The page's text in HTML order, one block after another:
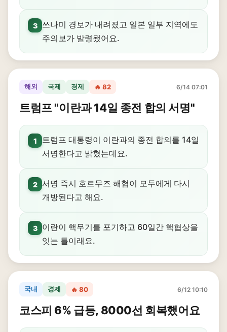
3
쓰나미 경보가 내려졌고 일본 일부 지역에도
주의보가 발령됐어요.
해외 국제 경제 🔥 82 6/14 07:01
트럼프 "이란과 14일 종전 합의 서명"
1
트럼프 대통령이 이란과의 종전 합의를 14일
서명한다고 밝혔는데요.
2 서명 즉시 호르무즈 해협이 모두에게 다시
개방된다고 해요.
3
이란이 핵무기를 포기하고 60일간 핵협상을
잇는 틀이래요.
국내 경제 🔥 80 6/12 10:10
코스피 6% 급등, 8000선 회복했어요